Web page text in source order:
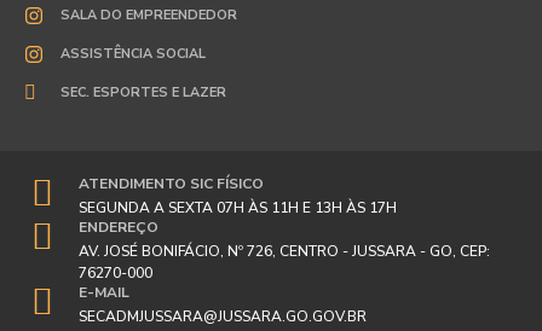
SALA DO EMPREENDEDOR
ASSISTÊNCIA SOCIAL
SEC. ESPORTES E LAZER
ATENDIMENTO SIC FÍSICO
SEGUNDA A SEXTA 07H ÀS 11H E 13H ÀS 17H
ENDEREÇO
AV. JOSÉ BONIFÁCIO, Nº 726, CENTRO - JUSSARA - GO, CEP:
76270-000
E-MAIL
SECADMJUSSARA@JUSSARA.GO.GOV.BR